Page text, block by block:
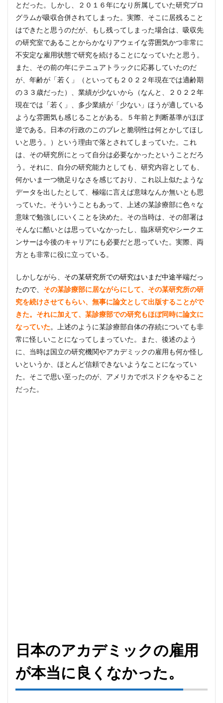
とだった。しかし、２０１６年になり所属していた研究プロ
グラムが吸収合併されてしまった。実際、そこに居残ること
はできたと思うのだが、もし残ってしまった場合は、吸収先
の研究室であることからかなりアウェイな雰囲気かつ非常に
不安定な雇用状態で研究を続けることになっていたと思う。
また、その前の年にテニュアトラックに応募していたのだ
が、年齢が「若く」（といっても２０２２年現在では適齢期
の３３歳だった）、業績が少ないから（なんと、２０２２年
現在では「若く」、多少業績が「少ない」ほうが適している
ような雰囲気も感じることがある。５年前と判断基準がほぼ
逆である。日本の行政のこのブレと脆弱性は何とかしてほし
いと思う。）という理由で落とされてしまっていた。これ
は、その研究所にとって自分は必要なかったということだろ
う。それに、自分の研究能力としても、研究内容としても、
何かいま一つ物足りなさを感じており、これ以上似たような
データを出したとして、極端に言えば意味なんか無いとも思
っていた。そういうこともあって、上述の某診療部に色々な
意味で勉強しにいくことを決めた。その当時は、その部署は
そんなに酷いとは思っていなかったし、臨床研究やシークエ
ンサーは今後のキャリアにも必要だと思っていた。実際、両
方とも非常に役に立っている。
しかしながら、 その某研究所での研究はいまだ中途半端だっ
たので、 その某診療部に居ながらにして、その某研究所の研
究を続けさせてもらい、無事に論文として出版することがで
きた。それに加えて、某診療部での研究もほぼ同時に論文に
なっていた。
上述のように某診療部自体の存続についても非
常に怪しいことになってしまっていた。また、後述のよう
に、当時は国立の研究機関やアカデミックの雇用も何か怪し
いというか、ほとんど信頼できないようなことになってい
た。そこで思い至ったのが、アメリカでポスドクをやること
だった。
日本のアカデミックの雇用
が本当に良くなかった。